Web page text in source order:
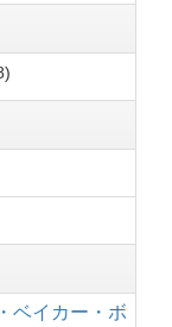
ベイカー・ボ